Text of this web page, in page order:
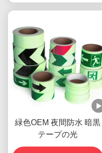
緑色OEM 夜間防水 暗黒
テープの光